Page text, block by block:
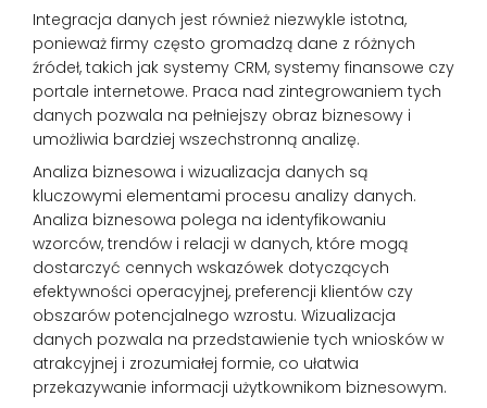
Integracja danych jest również niezwykle istotna,
ponieważ firmy często gromadzą dane z różnych
źródeł, takich jak systemy CRM, systemy finansowe czy
portale internetowe. Praca nad zintegrowaniem tych
danych pozwala na pełniejszy obraz biznesowy i
umożliwia bardziej wszechstronną analizę.
Analiza biznesowa i wizualizacja danych są
kluczowymi elementami procesu analizy danych.
Analiza biznesowa polega na identyfikowaniu
wzorców, trendów i relacji w danych, które mogą
dostarczyć cennych wskazówek dotyczących
efektywności operacyjnej, preferencji klientów czy
obszarów potencjalnego wzrostu. Wizualizacja
danych pozwala na przedstawienie tych wniosków w
atrakcyjnej i zrozumiałej formie, co ułatwia
przekazywanie informacji użytkownikom biznesowym.